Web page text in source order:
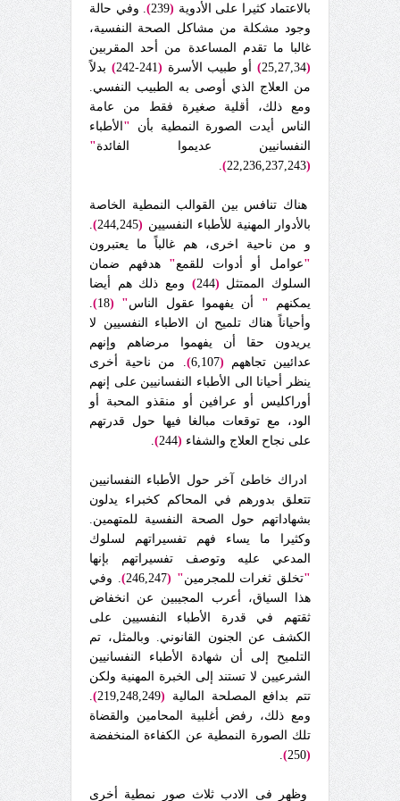
بالاعتماد كثيرا على الأدوية (
239
) . وفي حالة
وجود مشكلة من مشاكل الصحة النفسية،
غالبا ما تقدم المساعدة من أحد المقربين
(
25,27,34
)أو طبيب الأسرة (
241-242
) بدلاً
من العلاج الذي أوصى به الطبيب النفسي.
ومع ذلك، أقلية صغيرة فقط من عامة
الناس أيدت الصورة النمطية بأن " الأطباء
النفسانيين عديموا الفائدة"
(
22,236,237,243
)
هناك تنافس بين القوالب النمطية الخاصة
بالأدوار المهنية للأطباء النفسيين (
244,245
)
و من ناحية اخرى، هم غالباً ما يعتبرون
"عوامل أو أدوات للقمع" هدفهم ضمان
السلوك الممتثل (
244
) ومع ذلك هم أيضا
يمكنهم " أن يفهموا عقول الناس"
(
18
)
وأحياناً هناك تلميح ان الاطباء النفسيين لا
يريدون حقا أن يفهموا مرضاهم وإنهم
عدائيين تجاههم (
6,107
) . من ناحية أخرى
ينظر أحيانا الى الأطباء النفسانيين على إنهم
أوراكليس أو عرافين أو منقذو المحبة أو
الود، مع توقعات مبالغا فيها حول قدرتهم
على نجاح العلاج والشفاء (
244
)
ادراك خاطئ آخر حول الأطباء النفسانيين
تتعلق بدورهم في المحاكم كخبراء يدلون
بشهاداتهم حول الصحة النفسية للمتهمين.
وكثيرا ما يساء فهم تفسيراتهم لسلوك
المدعي عليه وتوصف تفسيراتهم بإنها
"تخلق ثغرات للمجرمين"
(
246,247
) . وفي
هذا السياق، أعرب المجيبين عن انخفاض
ثقتهم في قدرة الأطباء النفسيين على
الكشف عن الجنون القانوني. وبالمثل، تم
التلميح إلى أن شهادة الأطباء النفسانيين
الشرعيين لا تستند إلى الخبرة المهنية ولكن
تتم بدافع المصلحة المالية (
219,248,249
)
ومع ذلك، رفض أغلبية المحامين والقضاة
تلك الصورة النمطية عن الكفاءة المنخفضة
(
250
)
وظهر فى الادب ثلاث صور نمطية أخرى